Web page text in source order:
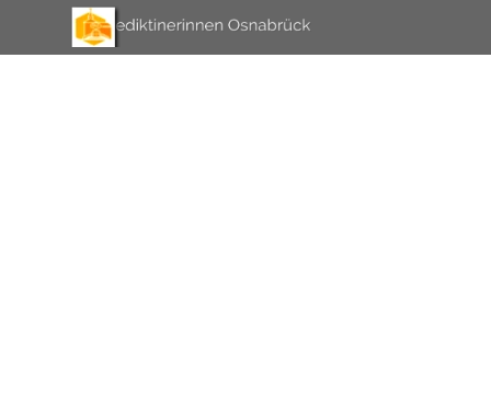
Direkt zum Seiteninhalt
Menü überspringen